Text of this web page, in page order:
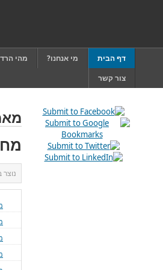
דף הבית מי אנחנו? מהי
צור קשר
נוצר